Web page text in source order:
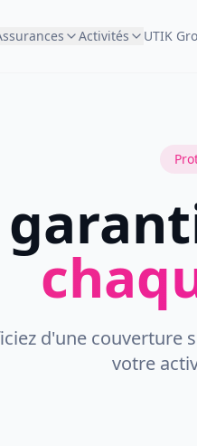
Activités UTIK
d'une couverture
votre